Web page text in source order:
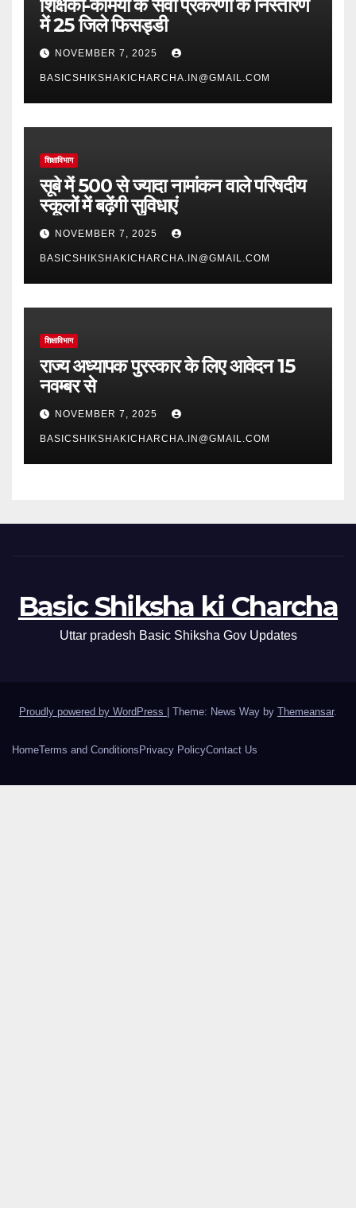
शिक्षकों-कर्मियों के सेवा प्रकरणों के निस्तारण
में 25 जिले फिसड्डी
NOVEMBER 7, 2025
BASICSHIKSHAKICHARCHA.IN@GMAIL.COM
शिक्षाविभाग
सूबे में 500 से ज्यादा नामांकन वाले परिषदीय
स्कूलों में बढ़ेंगी सुविधाएं
NOVEMBER 7, 2025
BASICSHIKSHAKICHARCHA.IN@GMAIL.COM
शिक्षाविभाग
राज्य अध्यापक पुरस्कार के लिए आवेदन 15
नवम्बर से
NOVEMBER 7, 2025
BASICSHIKSHAKICHARCHA.IN@GMAIL.COM
Basic Shiksha ki Charcha
Uttar pradesh Basic Shiksha Gov Updates
Proudly powered by WordPress | Theme: News Way by Themeansar.
HomeTerms and Conditions Privacy PolicyContact Us